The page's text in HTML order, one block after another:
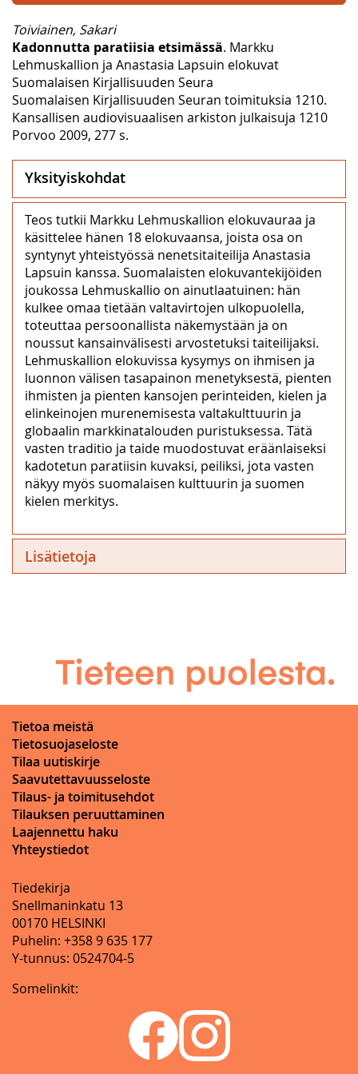
Toiviainen, Sakari
Kadonnutta paratiisia etsimässä. Markku
Lehmuskallion ja Anastasia Lapsuin elokuvat
Suomalaisen Kirjallisuuden Seura
Suomalaisen Kirjallisuuden Seuran toimituksia 1210.
Kansallisen audiovisuaalisen arkiston julkaisuja 1210
Porvoo 2009, 277 s.
Yksityiskohdat
Teos tutkii Markku Lehmuskallion elokuvauraa ja
käsittelee hänen 18 elokuvaansa, joista osa on
syntynyt yhteistyössä nenetsitaiteilija Anastasia
Lapsuin kanssa. Suomalaisten elokuvantekijöiden
joukossa Lehmuskallio on ainutlaatuinen: hän
kulkee omaa tietään valtavirtojen ulkopuolella,
toteuttaa persoonallista näkemystään ja on
noussut kansainvälisesti arvostetuksi taiteilijaksi.
Lehmuskallion elokuvissa kysymys on ihmisen ja
luonnon välisen tasapainon menetyksestä, pienten
ihmisten ja pienten kansojen perinteiden, kielen ja
elinkeinojen murenemisesta valtakulttuurin ja
globaalin markkinatalouden puristuksessa. Tätä
vasten traditio ja taide muodostuvat eräänlaiseksi
kadotetun paratiisin kuvaksi, peiliksi, jota vasten
näkyy myös suomalaisen kulttuurin ja suomen
kielen merkitys.
Lisätietoja
Tietoa meistä
Tietosuojaseloste
Tilaa uutiskirje
Saavutettavuusseloste
Tilaus- ja toimitusehdot
Tilauksen peruuttaminen
Laajennettu haku
Yhteystiedot
Tiedekirja
Snellmaninkatu 13
00170 HELSINKI
Puhelin: +358 9 635 177
Y-tunnus: 0524704-5
Somelinkit: